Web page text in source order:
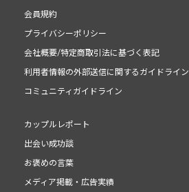
会員規約
プライバシーポリシー
会社概要/特定商取引法に基づく表記
利用者情報の外部送信に関するガイドライン
コミュニティガイドライン
カップルレポート
出会い成功談
お褒めの言葉
メディア掲載・広告実績